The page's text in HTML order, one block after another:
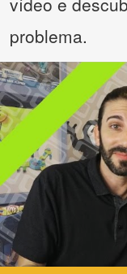
problema.